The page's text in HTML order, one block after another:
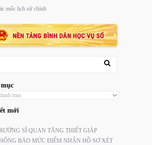
mốc lịch sử chính
mới
SĨ QUAN TĂNG THIẾT GIÁP
BÁO MỨC ĐIỂM NHẬN HỒ SƠ XÉT